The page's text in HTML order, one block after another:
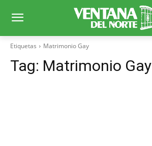
Etiquetas Matrimonio Gay
Tag: Matrimonio Gay